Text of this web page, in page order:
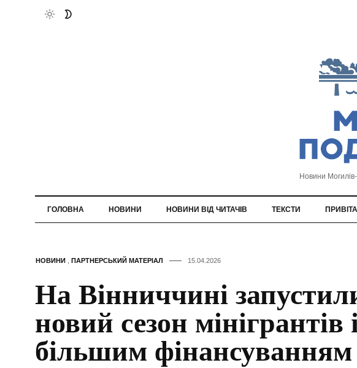
Новини
ГОЛОВНА НОВИНИ НОВИНИ ВІД ЧИТАЧІВ ТЕКСТИ
НОВИНИ ПАРТНЕРСЬКИЙ МАТЕРІАЛ 15.04.2026
На Вінниччині
новий сезон мінігрантів
більшим фінансуванням